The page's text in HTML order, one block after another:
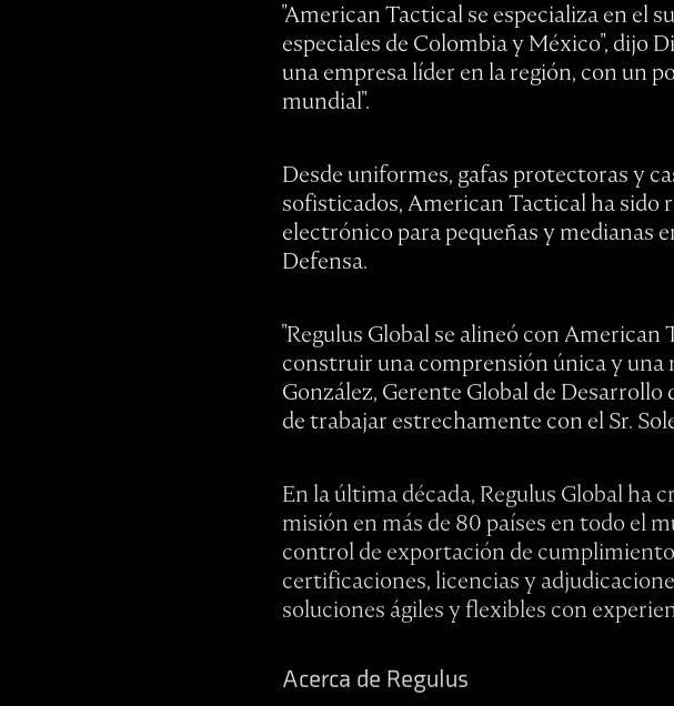
"American Tactical se especializa en el
especiales de Colombia y México", dijo
una empresa líder en la región, con un
mundial".
Desde uniformes, gafas protectoras y
sofisticados, American Tactical ha
electrónico para pequeñas y medianas
Defensa.
"Regulus Global se alineó con
construir una comprensión única y una
González, Gerente Global de Desarrollo
de trabajar estrechamente con el Sr.
En la última década, Regulus Global
misión en más de 80 países en todo el
control de exportación de
certificaciones, licencias y
soluciones ágiles y flexibles con
Acerca de Regulus